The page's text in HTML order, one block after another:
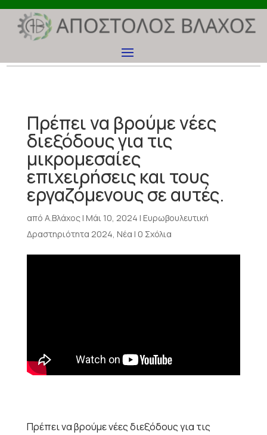
Πρέπει να βρούμε νέες
διεξόδους για τις
μικρομεσαίες
επιχειρήσεις και τους
εργαζόμενους σε αυτές.
από Α.Βλάχος| Μάι 10, 2024 | Ευρωβουλευτική
Δραστηριότητα 2024, Νέα | 0 Σχόλια
Πρέπει να βρούμε νέες διεξόδους για τις